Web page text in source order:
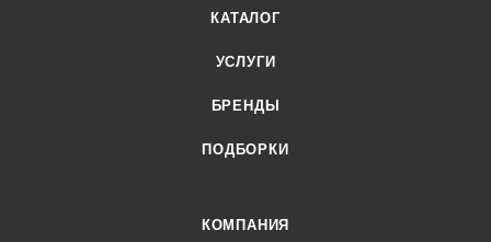
КАТАЛОГ
УСЛУГИ
БРЕНДЫ
ПОДБОРКИ
КОМПАНИЯ